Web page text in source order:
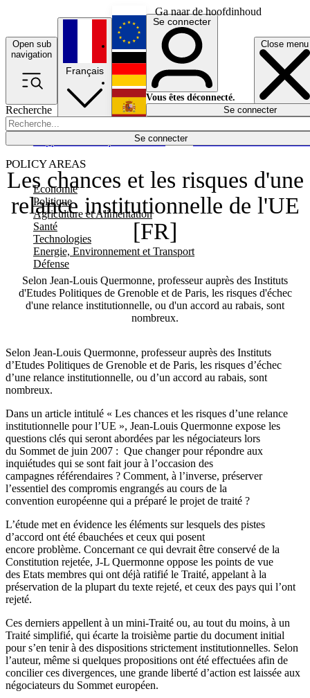
Ga naar de hoofdinhoud
Open sub
navigation
Close menu
Recherche
Se connecter
POLICY AREAS
Economie
Politique
Agriculture et Alimentation
Santé
Technologies
Energie, Environnement et Transport
Défense
Économie
Français
English
Deutsch
Español
Se connecter
Vous êtes déconnecté.
Se connecter
Les chances et les risques d'une
relance institutionnelle de l'UE
[FR]
Selon Jean-Louis Quermonne, professeur auprès des Instituts
d'Etudes Politiques de Grenoble et de Paris, les risques d'échec
d'une relance institutionnelle, ou d'un accord au rabais, sont
nombreux.
Selon Jean-Louis Quermonne, professeur auprès des Instituts
d’Etudes Politiques de Grenoble et de Paris, les risques d’échec
d’une relance institutionnelle, ou d’un accord au rabais, sont
nombreux.
Dans un article intitulé « Les chances et les risques d’une relance
institutionnelle pour l’UE », Jean-Louis Quermonne expose les
questions clés qui seront abordées par les négociateurs lors
du Sommet de juin 2007 : Que changer pour répondre aux
inquiétudes qui se sont fait jour à l’occasion des
campagnes référendaires ? Comment, à l’inverse, préserver
l’essentiel des compromis engrangés au cours de la
convention européenne qui a préparé le projet de traité ?
L’étude met en évidence les éléments sur lesquels des pistes
d’accord ont été ébauchées et ceux qui posent
encore problème. Concernant ce qui devrait être conservé de la
Constitution rejetée, J-L Quermonne oppose les points de vue
des Etats membres qui ont déjà ratifié le Traité, appelant à la
préservation de la plupart du texte rejeté, et ceux des pays qui l’ont
rejeté.
Ces derniers appellent à un mini-Traité ou, au tout du moins, à un
Traité simplifié, qui écarte la troisième partie du document initial
pour s’en tenir à des dispositions strictement institutionnelles. Selon
l’auteur, même si quelques propositions ont été effectuées afin de
concilier ces divergences, une grande liberté d’action est laissée aux
négociateurs du Sommet européen.